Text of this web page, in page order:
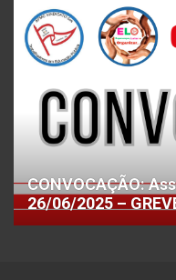
CONVOCAÇÃO:
26/06/2025 –